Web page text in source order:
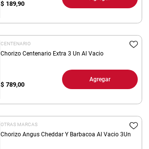
$ 189,90
CENTENARIO
Chorizo Centenario Extra 3 Un Al Vacio
$ 789,00
Agregar
OTRAS MARCAS
Chorizo Angus Cheddar Y Barbacoa Al Vacio 3Un